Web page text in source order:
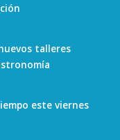
talleres
este viernes